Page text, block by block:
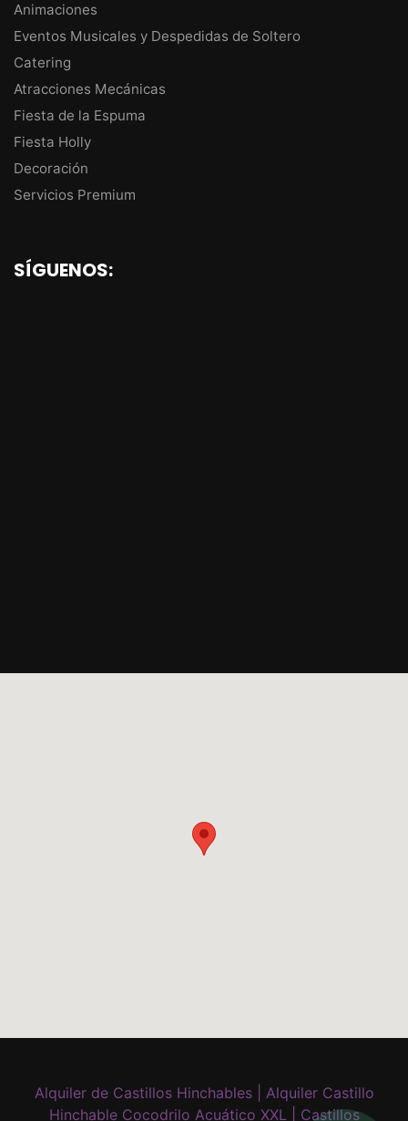
Animaciones
Eventos Musicales y Despedidas de Soltero
Catering
Atracciones Mecánicas
Fiesta de la Espuma
Fiesta Holly
Decoración
Servicios Premium
SÍGUENOS:
Alquiler de Castillos Hinchables | Alquiler Castillo
Hinchable Cocodrilo Acuático XXL | Castillos